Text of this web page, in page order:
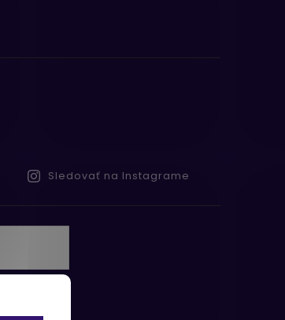
Sledovať na Instagrame